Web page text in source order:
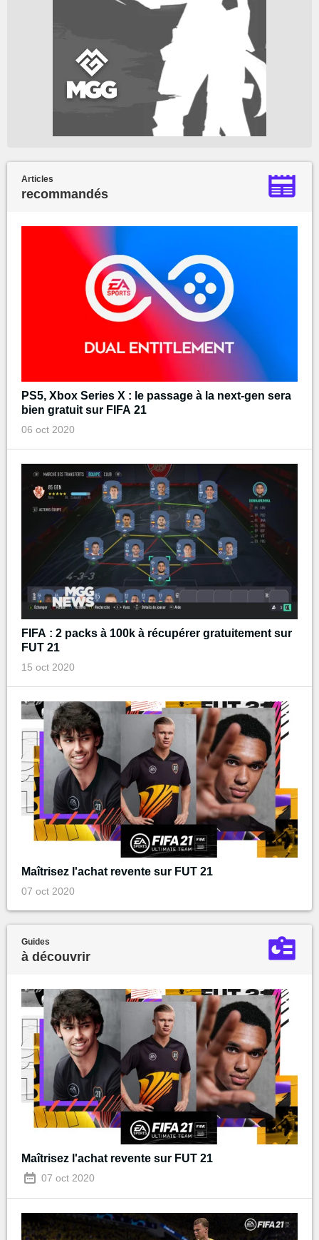
Articles
recommandés
PS5, Xbox Series X : le passage à la next-gen sera
bien gratuit sur FIFA 21
06 oct 2020
FIFA : 2 packs à 100k à récupérer gratuitement sur
FUT 21
15 oct 2020
Maîtrisez l'achat revente sur FUT 21
07 oct 2020
Guides
à découvrir
Maîtrisez l'achat revente sur FUT 21
07 oct 2020